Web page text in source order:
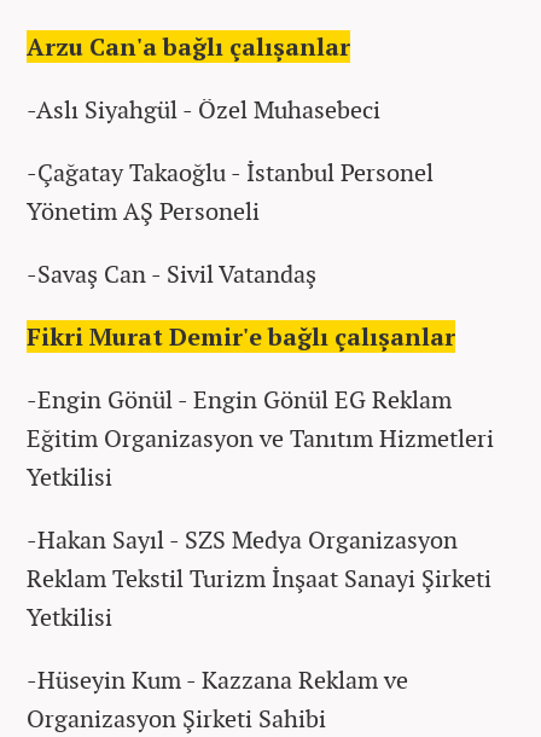
Arzu Can'a bağlı çalışanlar
-Aslı Siyahgül - Özel Muhasebeci
-Çağatay Takaoğlu - İstanbul Personel
Yönetim AŞ Personeli
-Savaş Can - Sivil Vatandaş
Fikri Murat Demir'e bağlı çalışanlar
-Engin Gönül - Engin Gönül EG Reklam
Eğitim Organizasyon ve Tanıtım Hizmetleri
Yetkilisi
-Hakan Sayıl - SZS Medya Organizasyon
Reklam Tekstil Turizm İnşaat Sanayi Şirketi
Yetkilisi
-Hüseyin Kum - Kazzana Reklam ve
Organizasyon Şirketi Sahibi